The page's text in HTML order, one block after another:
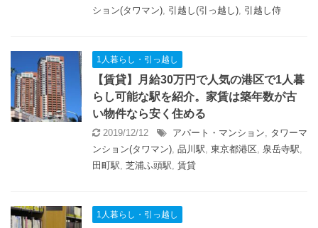
ション(タワマン), 引越し(引っ越し), 引越し侍
1人暮らし・引っ越し
【賃貸】月給30万円で人気の港区で1人暮
らし可能な駅を紹介。家賃は築年数が古
い物件なら安く住める
2019/12/12 アパート・マンション, タワーマ
ンション(タワマン), 品川駅, 東京都港区, 泉岳寺駅,
田町駅, 芝浦ふ頭駅, 賃貸
1人暮らし・引っ越し